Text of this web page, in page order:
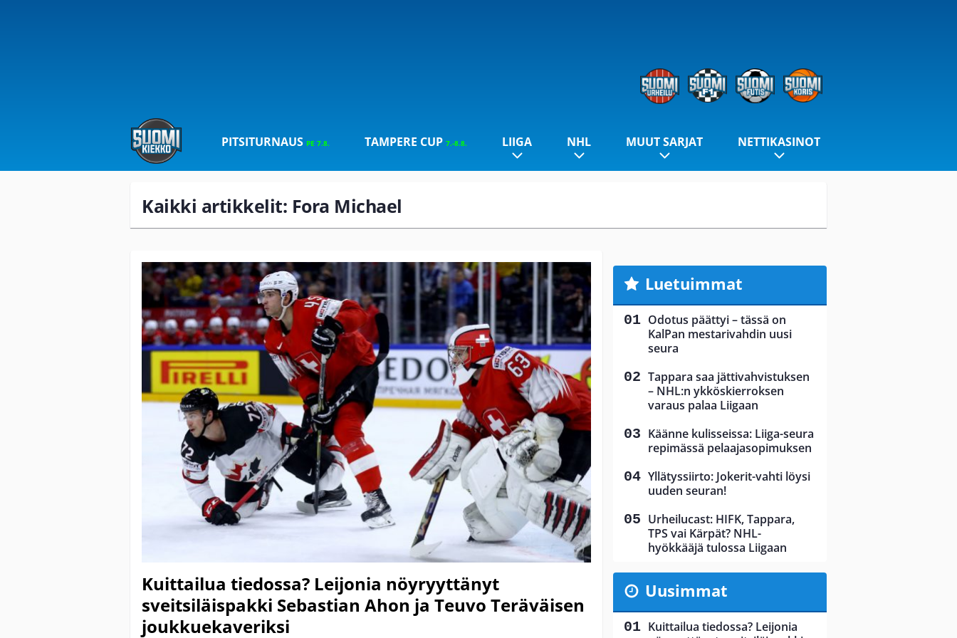
PITSITURNAUS PE 7.8. TAMPERE CUP 7.-8.8. LIIGA NHL MUUT SARJAT NETTIKASINOT
Kaikki artikkelit: Fora Michael
Kuittailua tiedossa? Leijonia nöyryyttänyt
sveitsiläispakki Sebastian Ahon ja Teuvo Teräväisen
joukkuekaveriksi
Luetuimmat
Odotus päättyi – tässä on
KalPan mestarivahdin uusi
seura
Tappara saa jättivahvistuksen
– NHL:n ykköskierroksen
varaus palaa Liigaan
Käänne kulisseissa: Liiga-seura
repimässä pelaajasopimuksen
Yllätyssiirto: Jokerit-vahti löysi
uuden seuran!
Urheilucast: HIFK, Tappara,
TPS vai Kärpät? NHL-
hyökkääjä tulossa Liigaan
Uusimmat
Kuittailua tiedossa? Leijonia